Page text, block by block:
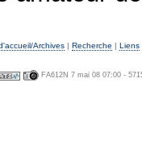
Archives | Recherche | Liens
FA612N 7 mai 08 07:00 -